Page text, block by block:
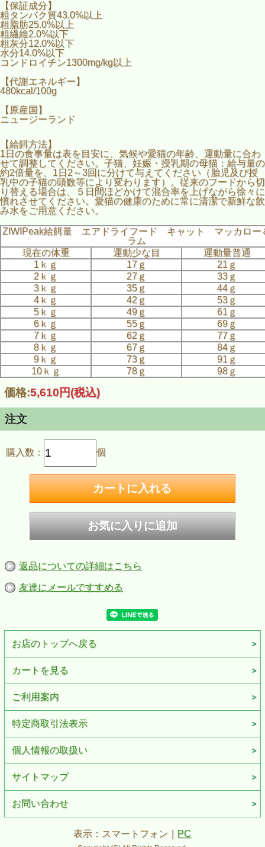
【保証成分】
粗タンパク質43.0%以上
粗脂肪25.0%以上
粗繊維2.0%以下
粗灰分12.0%以下
水分14.0%以下
コンドロイチン1300mg/kg以上
【代謝エネルギー】
480kcal/100g
【原産国】
ニュージーランド
【給餌方法】
1日の食事量は表を目安に、気候や愛猫の年齢、運動量に合わ
せて調整してください。子猫、妊娠・授乳期の母猫：給与量の
約2倍量を、1日2～3回に分けて与えてください（胎児及び授
乳中の子猫の頭数等により変わります）。従来のフードから切
り替える場合は、５日間ほどかけて混合率を上げながら徐々に
慣れさせてください。愛猫の健康のために常に清潔で新鮮な飲
み水をご用意ください。
ZIWIPeak給餌量 エアドライフード キャット マッカロー
ラム
現在の体重
運動少な目
運動量普通
1ｋｇ
17ｇ
21ｇ
2ｋｇ
27ｇ
33ｇ
3ｋｇ
35ｇ
44ｇ
4ｋｇ
42ｇ
53ｇ
5ｋｇ
49ｇ
61ｇ
6ｋｇ
55ｇ
69ｇ
7ｋｇ
62ｇ
77ｇ
8ｋｇ
67ｇ
84ｇ
9ｋｇ
73ｇ
91ｇ
10ｋｇ
78ｇ 98ｇ
価格:5,610円(税込)
注文
購入数： 個
返品についての詳細はこちら
友達にメールですすめる
お店のトップへ戻る
カートを見る
ご利用案内
特定商取引法表示
個人情報の取扱い
サイトマップ
お問い合わせ
表示：スマートフォン｜ PC